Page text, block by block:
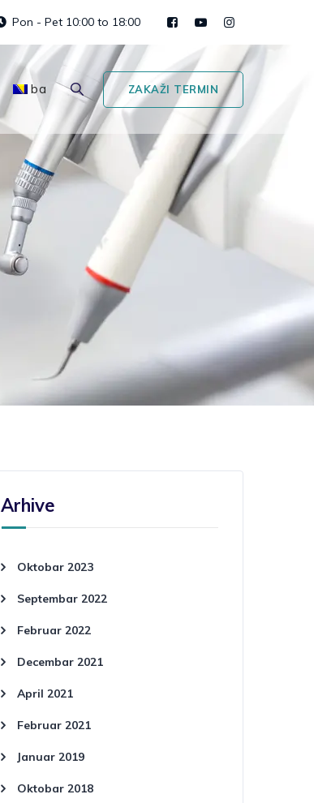
Pon - Pet 10:00 to 18:00
ba ZAKAŽI TERMIN
Arhive
Oktobar 2023
Septembar 2022
Februar 2022
Decembar 2021
April 2021
Februar 2021
Januar 2019
Oktobar 2018